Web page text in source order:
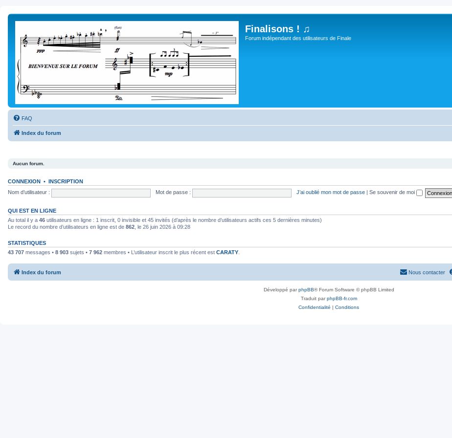
Finalisons ! ♫
Forum indépendant des utilisateurs de Finale
FAQ
Index du forum
Aucun forum.
CONNEXION • INSCRIPTION
Nom d’utilisateur :
Mot de passe : J’ai oublié mon mot de passe Se souvenir de moi
QUI EST EN LIGNE
Au total il y a 46 utilisateurs en ligne : 1 inscrit, 0 invisible et 45 invités (d’après le nombre d’utilisateurs actifs ces 5 dernières minutes)
Le record du nombre d’utilisateurs en ligne est de 862 , le 26 juin 2026 à 09:28
STATISTIQUES
43 707 messages • 8 903 sujets • 7 962 membres • L’utilisateur inscrit le plus récent est CARATY
Index du forum Nous contacter
Développé parphpBB® Forum Software © phpBB Limited
Traduit parphpBB-fr.com
Confidentialité | Conditions